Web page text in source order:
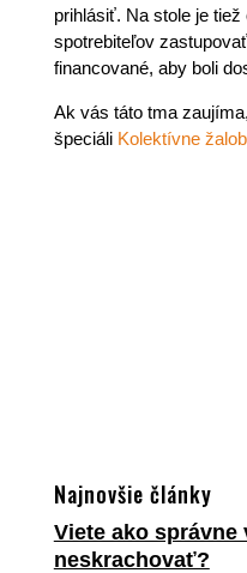
prihlásiť. Na stole je
spotrebiteľov
financované, aby boli
Ak vás táto tma
špeciáli Kolektívne
Najnovšie články
Viete ako
neskrachovať?